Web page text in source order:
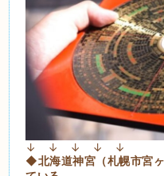
↓ ↓ ↓ ↓ ↓
◆北海道神宮（札幌市宮